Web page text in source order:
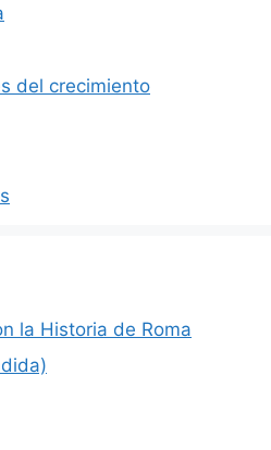
del crecimiento
la Historia de Roma